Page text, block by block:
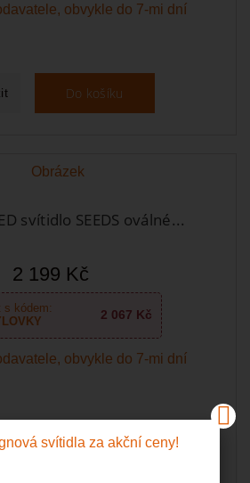
obvykle do 7-mi dní
Do košíku
svítidlo SEEDS oválné...
2 199 Kč
s kódem:
2 067 Kč
obvykle do 7-mi dní
Do košíku